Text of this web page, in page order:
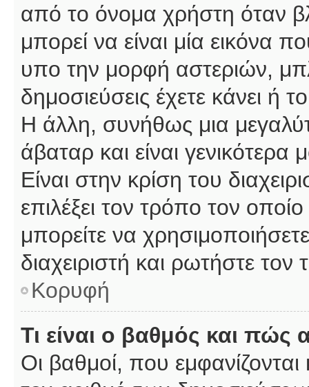
από το όνομα χρήστη όταν
μπορεί να είναι μία εικόνα
υπο την μορφή αστεριών,
δημοσιεύσεις έχετε κάνει
Η άλλη, συνήθως μια
άβαταρ και είναι
Είναι στην κρίση του
επιλέξει τον τρόπο τον
μπορείτε να
διαχειριστή και ρωτήστε τον
Κορυφή
Τι είναι ο βαθμός και
Οι βαθμοί, που